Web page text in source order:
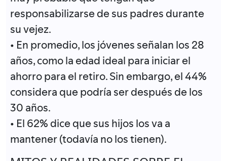
responsabilizarse de sus padres durante
su vejez.
• En promedio, los jóvenes señalan los 28
años, como la edad ideal para iniciar el
ahorro para el retiro. Sin embargo, el 44%
considera que podría ser después de los
30 años.
• El 62% dice que sus hijos los va a
mantener (todavía no los tienen).